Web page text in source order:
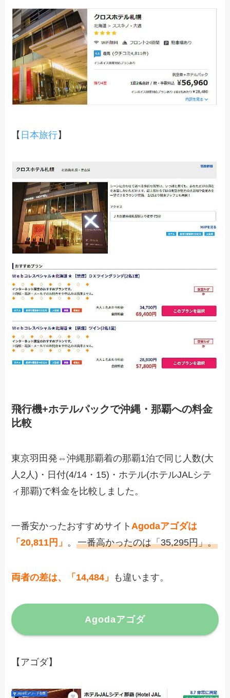
【 日本旅行】
飛行機+ホテルパックで沖縄・那覇への料金
比較
東京羽田発⇔沖縄那覇着の那覇1泊で同じ人数(大
人2人)・日付(4/14・15)・ホテル(ホテルJALシテ
ィ那覇)で料金を比較しました。
一番安かったおすすめサイト Agodaアゴダは
「20,811円」 。一番高かったのは「35,295円」。
両者の差は、「14,484」 も違います。
Agodaアゴダ
【アゴダ】